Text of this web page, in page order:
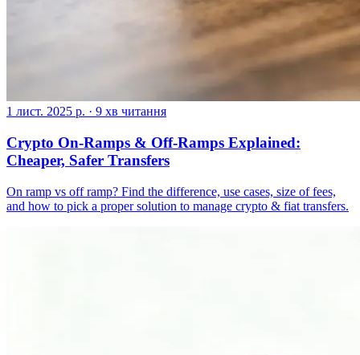
1 лист. 2025 р. · 9 хв читання
Crypto On-Ramps & Off-Ramps Explained:
Cheaper, Safer Transfers
On ramp vs off ramp? Find the difference, use cases, size of fees,
and how to pick a proper solution to manage crypto & fiat transfers.